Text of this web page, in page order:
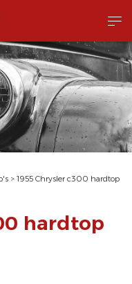
> 1955 Chrysler c300 hardtop
hardtop